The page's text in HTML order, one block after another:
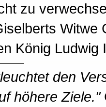
zu
König Ludwig
den
höhere Ziele."